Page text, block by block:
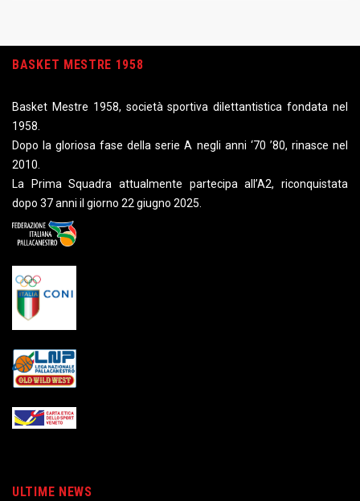
BASKET MESTRE 1958
Basket Mestre 1958, società sportiva dilettantistica fondata nel
1958.
Dopo la gloriosa fase della serie A negli anni ‘70 ’80, rinasce nel
2010.
La Prima Squadra attualmente partecipa all’A2, riconquistata
dopo 37 anni il giorno 22 giugno 2025.
ULTIME NEWS